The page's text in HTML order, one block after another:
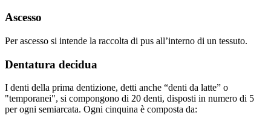
Ascesso
Per ascesso si intende la raccolta di pus all’interno di un tessuto.
Dentatura decidua
I denti della prima dentizione, detti anche “denti da latte” o
"temporanei", si compongono di 20 denti, disposti in numero di 5
per ogni semiarcata. Ogni cinquina è composta da: